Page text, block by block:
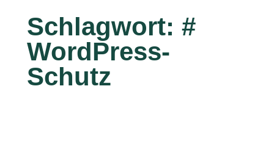
Schlagwort: #
WordPress-
Schutz